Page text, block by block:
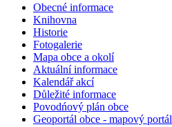
Obecné informace
Knihovna
Historie
Fotogalerie
Mapa obce a okolí
Aktuální informace
Kalendář akcí
Důležité informace
Povodńový plán obce
Geoportál obce - mapový portál